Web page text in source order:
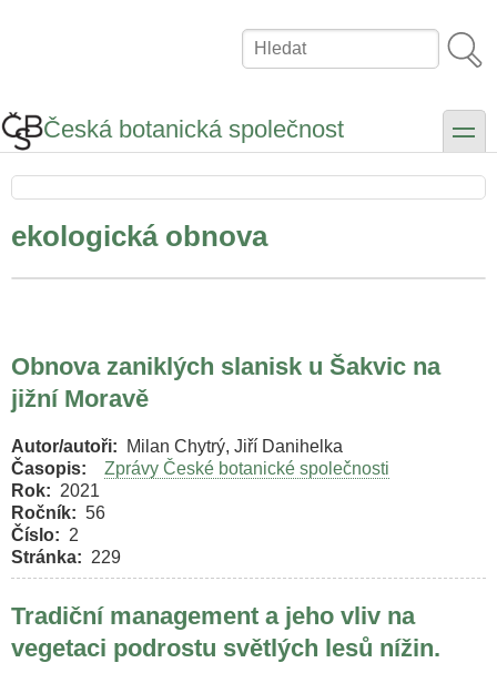
Hledat
Česká botanická společnost toggle
ekologická obnova
Obnova zaniklých slanisk u Šakvic na
jižní Moravě
Autor/autoři
Milan Chytrý, Jiří Danihelka
Časopis
Zprávy České botanické společnosti
Rok
2021
Ročník
56
Číslo
2
Stránka
229
Tradiční management a jeho vliv na
vegetaci podrostu světlých lesů nížin.